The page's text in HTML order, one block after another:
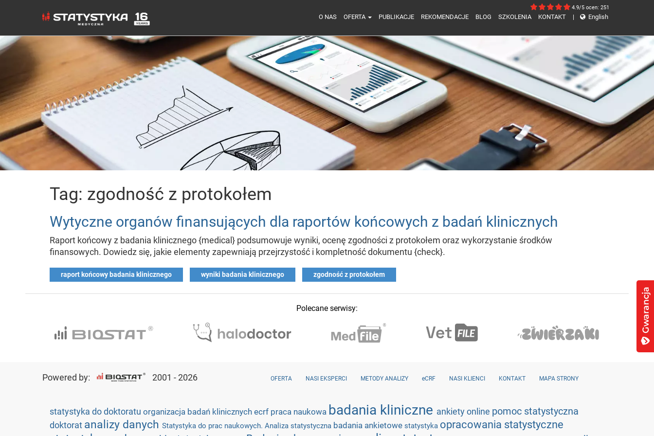
4.9/5 ocen: 251
O NAS OFERTA PUBLIKACJE REKOMENDACJE BLOG SZKOLENIA KONTAKT | English
Tag: zgodność z protokołem
Wytyczne organów finansujących dla raportów końcowych z badań klinicznych
Raport końcowy z badania klinicznego {medical} podsumowuje wyniki, ocenę zgodności z protokołem oraz wykorzystanie środków
finansowych. Dowiedz się, jakie elementy zapewniają przejrzystość i kompletność dokumentu {check}.
raport końcowy badania klinicznego wyniki badania klinicznego zgodność z protokołem
Polecane serwisy:
Powered by: 2001 - 2026 OFERTA NASI EKSPERCI METODY ANALIZY eCRF NASI KLIENCI KONTAKT MAPA STRONY
statystyka do doktoratu organizacja badań klinicznych ecrf praca naukowa badania kliniczne ankiety online pomoc statystyczna
doktorat analizy danych Statystyka do prac naukowych. Analiza statystyczna badania ankietowe statystyka opracowania statystyczne